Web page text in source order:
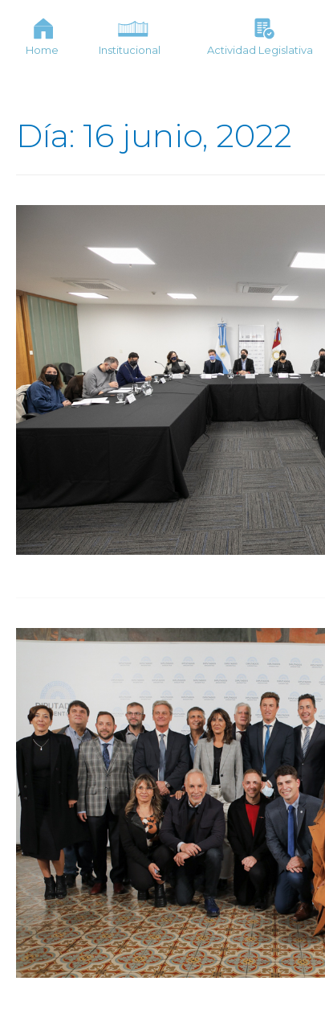
Home Institucional Actividad Legislativa
Día: 16 junio, 2022